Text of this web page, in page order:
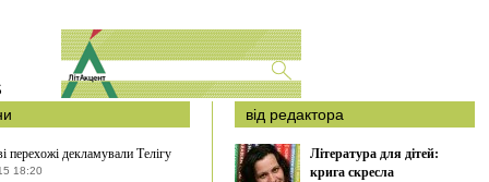
перехожі декламували Телігу
18:20
від редактора
Література для дітей:
крига скресла